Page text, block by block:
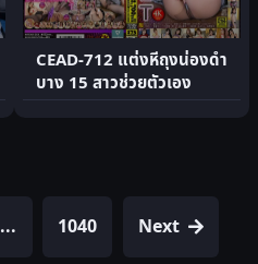
CEAD-712 แต่งหีถุงน่องดำ
บาง 15 สาวช่วยตัวเอง
... 1040 Next